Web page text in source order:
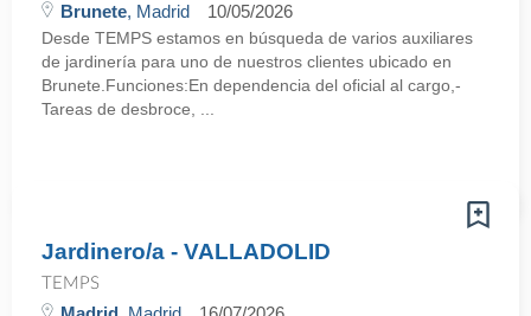
Brunete, Madrid 10/05/2026
Desde TEMPS estamos en búsqueda de varios auxiliares
de jardinería para uno de nuestros clientes ubicado en
Brunete.Funciones:En dependencia del oficial al cargo,-
Tareas de desbroce, ...
Jardinero/a - VALLADOLID
TEMPS